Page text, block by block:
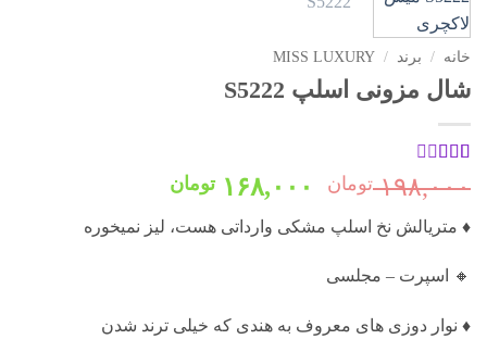
خانه / برند /
MISS LUXURY
شال مزونی اسلپ S5222
2از
امتیاز
۱۹۸,۰۰۰ تومان
قیمت
اصلی:
۱۹۸,۰۰۰ تومان
۱۶۸,۰۰۰ تومان
فعلی:
۱۶۸,۰۰۰ تومان.
♦️ متریالش نخ اسلپ مشکی وارداتی هست، لیز نمیخوره
🔸 اسپرت – مجلسی
♦️ نوار دوزی های معروف به هندی که خیلی ترند شدن